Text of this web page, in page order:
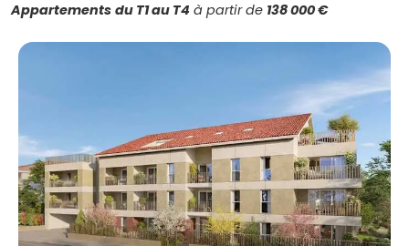
Appartements du T1 au T4 à partir de 138 000 €